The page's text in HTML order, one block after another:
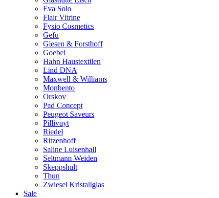
Eva Solo
Flair Vitrine
Fysio Cosmetics
Gefu
Giesen & Forsthoff
Goebel
Hahn Haustextilen
Lind DNA
Maxwell & Williams
Monbento
Orskov
Pad Concept
Peugeot Saveurs
Pillivuyt
Riedel
Ritzenhoff
Saline Luisenhall
Seltmann Weiden
Skeppshult
Thun
Zwiesel Kristallglas
Sale